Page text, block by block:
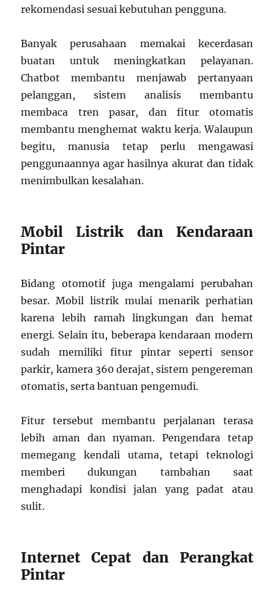
rekomendasi sesuai kebutuhan pengguna.
Banyak perusahaan memakai kecerdasan
buatan untuk meningkatkan pelayanan.
Chatbot membantu menjawab pertanyaan
pelanggan, sistem analisis membantu
membaca tren pasar, dan fitur otomatis
membantu menghemat waktu kerja. Walaupun
begitu, manusia tetap perlu mengawasi
penggunaannya agar hasilnya akurat dan tidak
menimbulkan kesalahan.
Mobil Listrik dan Kendaraan
Pintar
Bidang otomotif juga mengalami perubahan
besar. Mobil listrik mulai menarik perhatian
karena lebih ramah lingkungan dan hemat
energi. Selain itu, beberapa kendaraan modern
sudah memiliki fitur pintar seperti sensor
parkir, kamera 360 derajat, sistem pengereman
otomatis, serta bantuan pengemudi.
Fitur tersebut membantu perjalanan terasa
lebih aman dan nyaman. Pengendara tetap
memegang kendali utama, tetapi teknologi
memberi dukungan tambahan saat
menghadapi kondisi jalan yang padat atau
sulit.
Internet Cepat dan Perangkat
Pintar